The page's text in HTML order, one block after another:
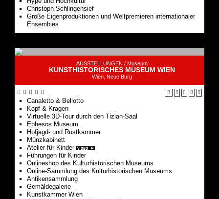
AUSSTELLUNGEN /Museum
Canaletto & Bellotto
Virtuelle 3D-Tour durch den Tizian-Saal
Ephesos Museum
Hofjagd- und Rüstkammer
Münzkabinett
Atelier für Kinder
Führungen für Kinder
Onlineshop des Kulturhistorischen Museums
Online-Sammlung des Kulturhistorischen Museums
Antikensammlung
Gemäldegalerie
Kunstkammer Wien
Sammlung alter Musikinstrumente
Ägyptisch-Orientalische Sammlung
Sammlungen aus dem alten Ägypten, der Antike, dem
Mittelalter sowie der Neuzeit bis etwa 1800